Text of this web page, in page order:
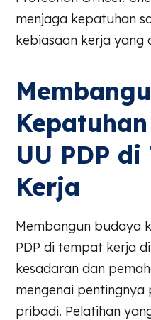
menjaga kepatuhan
kebiasaan kerja yang
UU PDP
Kerja
Membangun budaya
PDP di tempat kerja
kesadaran dan
mengenai
pribadi. Pelatihan